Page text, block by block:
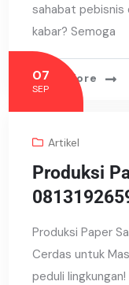
sahabat pebisnis
kabar? Semoga
Read More
07
SEP
Artikel
Produksi
Produksi Paper
Cerdas untuk
peduli